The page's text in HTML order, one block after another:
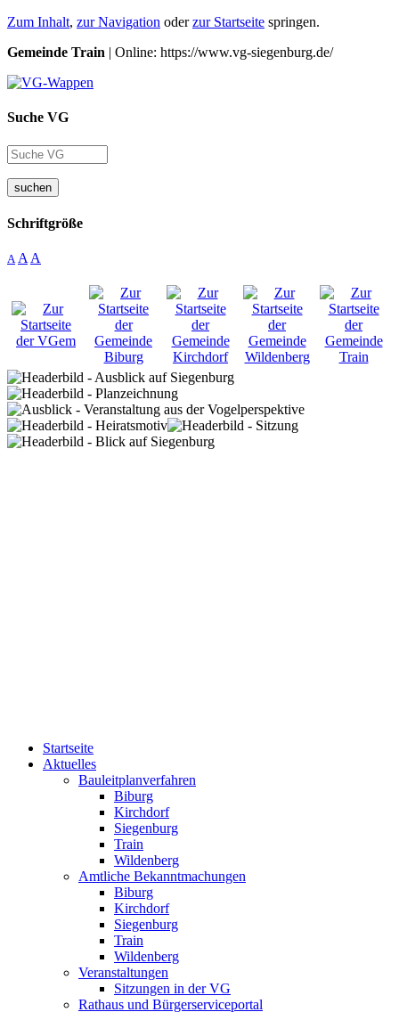
Zum Inhalt, zur Navigation oderzur Startseite springen.
Gemeinde Train | Online: https://www.vg-siegenburg.de/
Suche VG
suchen
Schriftgröße
A A A
Startseite
Aktuelles
Bauleitplanverfahren
Biburg
Kirchdorf
Siegenburg
Train
Wildenberg
Amtliche Bekanntmachungen
Biburg
Kirchdorf
Siegenburg
Train
Wildenberg
Veranstaltungen
Sitzungen in der VG
Rathaus und Bürgerserviceportal